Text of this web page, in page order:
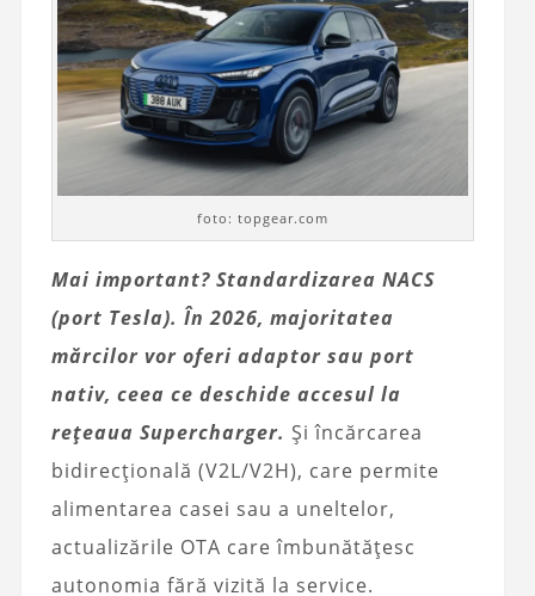
foto: topgear.com
Mai important? Standardizarea NACS
(port Tesla). În 2026, majoritatea
mărcilor vor oferi adaptor sau port
nativ, ceea ce deschide accesul la
rețeaua Supercharger. Și încărcarea
bidirecțională (V2L/V2H), care permite
alimentarea casei sau a uneltelor,
actualizările OTA care îmbunătățesc
autonomia fără vizită la service.